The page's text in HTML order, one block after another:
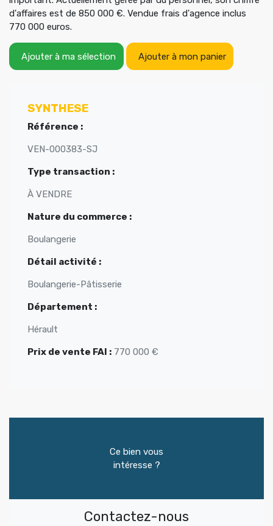
d'affaires est de 850 000 €. Vendue frais d'agence inclus
770 000 euros.
Ajouter à ma sélection Ajouter à mon panier
SYNTHESE
Référence :
VEN-000383-SJ
Type transaction :
À VENDRE
Nature du commerce :
Boulangerie
Détail activité :
Boulangerie-Pâtisserie
Département :
Hérault
Prix de vente FAI : 770 000 €
Ce bien vous
intéresse ?
Contactez-nous